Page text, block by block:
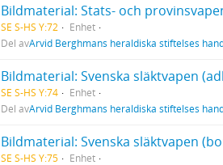
Bildmaterial: Stats- och
SE S-HS Y:72
Enhet
Del avArvid Berghmans heraldiska stiftelses
Bildmaterial: Svenska släktvapen
SE S-HS Y:74
Enhet
Del avArvid Berghmans heraldiska stiftelses
Bildmaterial: Svenska släktvapen
SE S-HS Y:75
Enhet